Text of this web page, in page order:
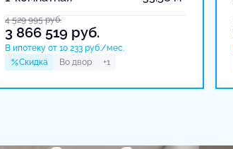
4 529 995руб.
3 866 519 руб.
В ипотеку от 10 233 руб./мес.
Скидка
Во двор +1